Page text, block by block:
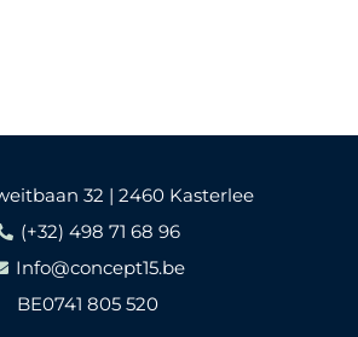
32 | 2460 Kasterlee
(+32) 498 71 68 96
Info@concept15.be
BE0741 805 520